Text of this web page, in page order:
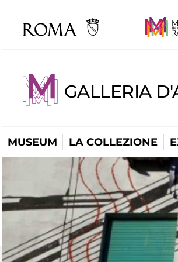
GALLERIA
MUSEUM LA COLLEZIONE